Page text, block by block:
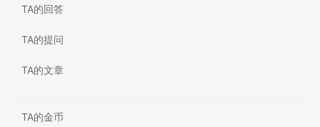
TA的回答
TA的提问
TA的文章
TA的金币